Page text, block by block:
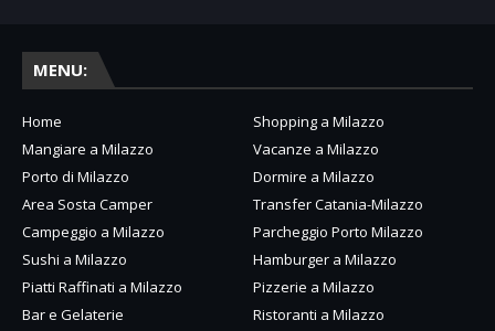
MENU:
Home
Shopping a Milazzo
Mangiare a Milazzo
Vacanze a Milazzo
Porto di Milazzo
Dormire a Milazzo
Area Sosta Camper
Transfer Catania-Milazzo
Campeggio a Milazzo
Parcheggio Porto Milazzo
Sushi a Milazzo
Hamburger a Milazzo
Piatti Raffinati a Milazzo
Pizzerie a Milazzo
Bar e Gelaterie
Ristoranti a Milazzo